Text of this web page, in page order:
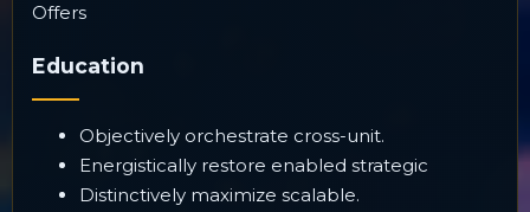
Offers
Education
Objectively orchestrate cross-unit.
Energistically restore enabled strategic
Distinctively maximize scalable.